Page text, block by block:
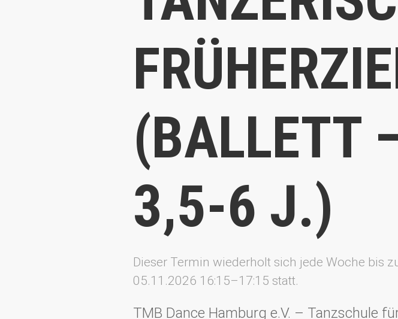
(BALLETT
3,5-6 J.)
Dieser Termin wiederholt sich jede Woche bis
05.11.2026 16:15–17:15 statt.
TMB Dance Hamburg e.V. – Tanzschule